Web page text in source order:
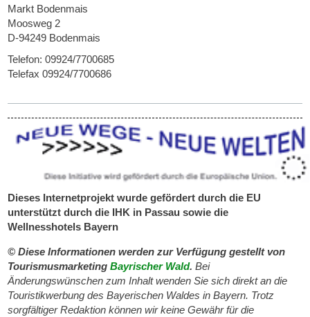
Markt Bodenmais
Moosweg 2
D-94249 Bodenmais
Telefon: 09924/7700685
Telefax 09924/7700686
Dieses Internetprojekt wurde gefördert durch die EU
unterstützt durch die IHK in Passau sowie die
Wellnesshotels Bayern
© Diese Informationen werden zur Verfügung gestellt von
TourismusmarketingBayrischer Wald. Bei
Änderungswünschen zum Inhalt wenden Sie sich direkt an die
Touristikwerbung des Bayerischen Waldes in Bayern. Trotz
sorgfältiger Redaktion können wir keine Gewähr für die